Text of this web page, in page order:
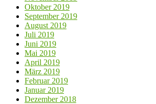
Oktober 2019
September 2019
August 2019
Juli 2019
Juni 2019
Mai 2019
April 2019
März 2019
Februar 2019
Januar 2019
Dezember 2018